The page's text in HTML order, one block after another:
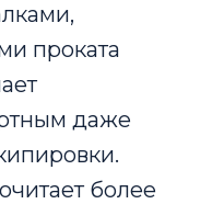
проката
даже
более